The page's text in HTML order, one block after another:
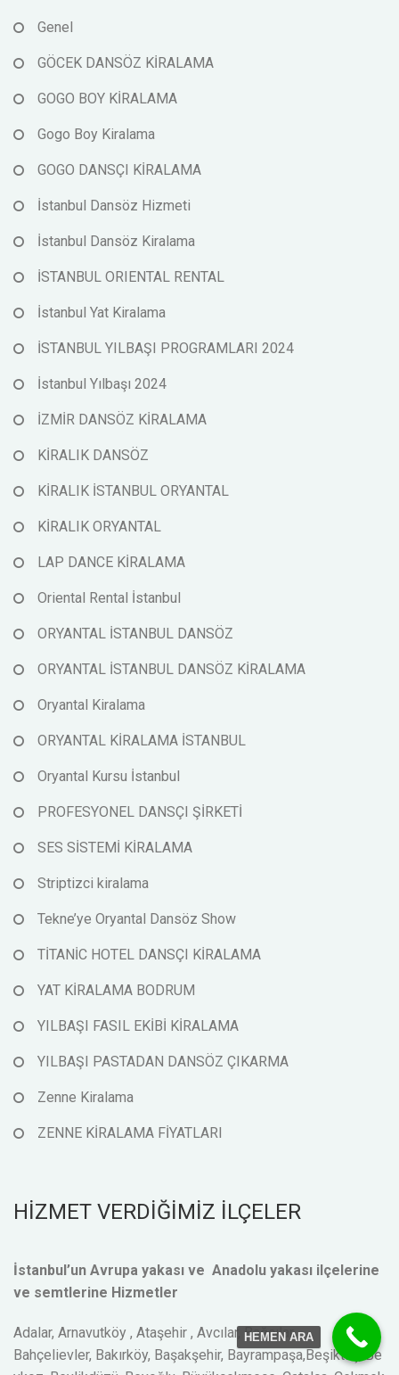
Genel
GÖCEK DANSÖZ KİRALAMA
GOGO BOY KİRALAMA
Gogo Boy Kiralama
GOGO DANSÇI KİRALAMA
İstanbul Dansöz Hizmeti
İstanbul Dansöz Kiralama
İSTANBUL ORIENTAL RENTAL
İstanbul Yat Kiralama
İSTANBUL YILBAŞI PROGRAMLARI 2024
İstanbul Yılbaşı 2024
İZMİR DANSÖZ KİRALAMA
KİRALIK DANSÖZ
KİRALIK İSTANBUL ORYANTAL
KİRALIK ORYANTAL
LAP DANCE KİRALAMA
Oriental Rental İstanbul
ORYANTAL İSTANBUL DANSÖZ
ORYANTAL İSTANBUL DANSÖZ KİRALAMA
Oryantal Kiralama
ORYANTAL KİRALAMA İSTANBUL
Oryantal Kursu İstanbul
PROFESYONEL DANSÇI ŞİRKETİ
SES SİSTEMİ KİRALAMA
Striptizci kiralama
Tekne’ye Oryantal Dansöz Show
TİTANİC HOTEL DANSÇI KİRALAMA
YAT KİRALAMA BODRUM
YILBAŞI FASIL EKİBİ KİRALAMA
YILBAŞI PASTADAN DANSÖZ ÇIKARMA
Zenne Kiralama
ZENNE KİRALAMA FİYATLARI
HİZMET VERDİĞİMİZ İLÇELER
İstanbul’un Avrupa yakası ve Anadolu yakası ilçelerine
ve semtlerine Hizmetler
Adalar, Arnavutköy , Ataşehir , Avcılar, Bağcılar,
Bahçelievler, Bakırköy, Başakşehir, Bayrampaşa,Beşiktaş, Be
HEMEN ARA